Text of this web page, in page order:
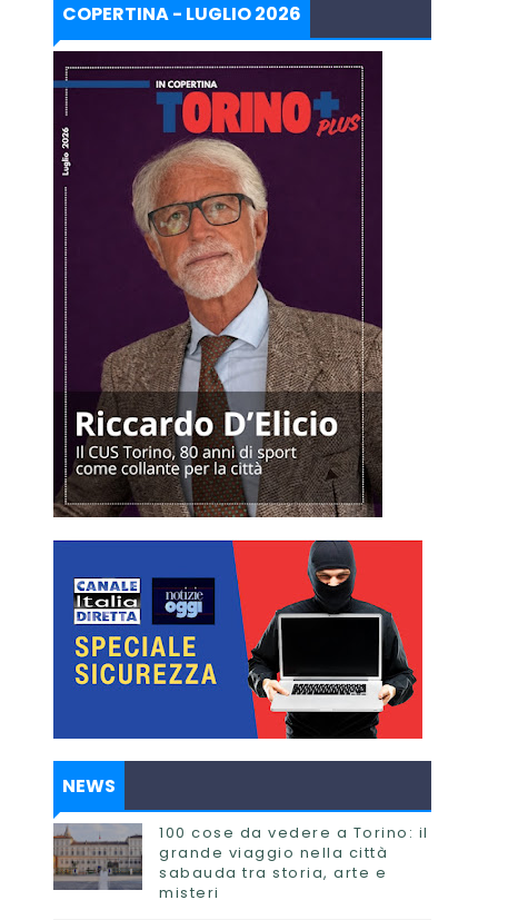
COPERTINA - LUGLIO 2026
NEWS
100 cose da vedere a Torino: il
grande viaggio nella città
sabauda tra storia, arte e
misteri